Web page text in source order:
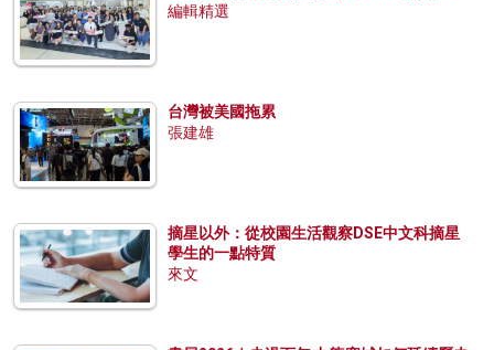
編輯精選
台灣被美國拖累
張建雄
摘星以外：從校園生活觀察DSE中文科摘星
學生的一點特質
來文